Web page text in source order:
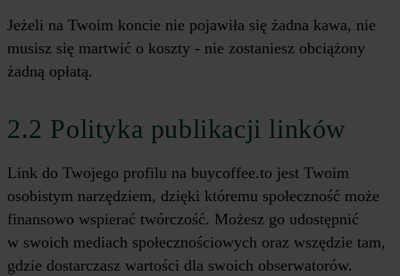
Jeżeli na Twoim koncie nie pojawiła się żadna kawa, nie
musisz się martwić o koszty - nie zostaniesz obciążony
żadną opłatą.
2.2 Polityka publikacji linków
Link do Twojego profilu na buycoffee.to jest Twoim
osobistym narzędziem, dzięki któremu społeczność może
finansowo wspierać twórczość. Możesz go udostępnić
w swoich mediach społecznościowych oraz wszędzie tam,
gdzie dostarczasz wartości dla swoich obserwatorów.